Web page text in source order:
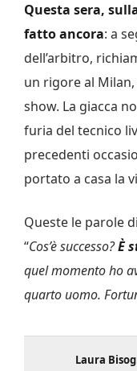
Questa sera,
fatto ancora: a
dell’arbitro,
un rigore al
show. La giacca
furia del tecnico
precedenti
portato a casa la
Queste le parole
“Cos’è successo?È
quel momento ho
quarto uomo.
Laura